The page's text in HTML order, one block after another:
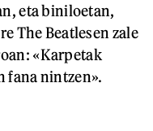
eta biniloetan,
The Beatlesen zale
«Karpetak
fana nintzen».